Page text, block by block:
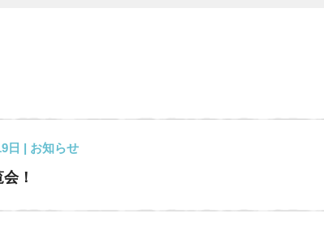
日 | お知らせ
！